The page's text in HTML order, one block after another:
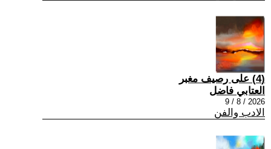
(4) على رصيف مغبر
العتابي فاضل
2026 / 8 / 9
الادب والفن